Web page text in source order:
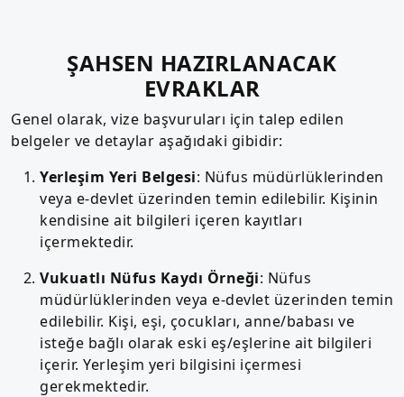
ŞAHSEN HAZIRLANACAK
EVRAKLAR
Genel olarak, vize başvuruları için talep edilen
belgeler ve detaylar aşağıdaki gibidir:
Yerleşim Yeri Belgesi: Nüfus müdürlüklerinden
veya e-devlet üzerinden temin edilebilir. Kişinin
kendisine ait bilgileri içeren kayıtları
içermektedir.
Vukuatlı Nüfus Kaydı Örneği: Nüfus
müdürlüklerinden veya e-devlet üzerinden temin
edilebilir. Kişi, eşi, çocukları, anne/babası ve
isteğe bağlı olarak eski eş/eşlerine ait bilgileri
içerir. Yerleşim yeri bilgisini içermesi
gerekmektedir.